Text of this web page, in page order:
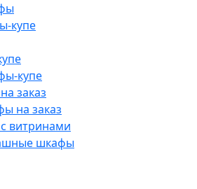
купе
купе
заказ
на заказ
витринами
шкафы